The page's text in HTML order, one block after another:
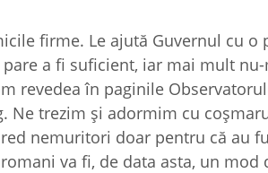
firme. Le ajută Guvernul cu
a fi suficient, iar mai mult
revedea în paginile
Ne trezim şi adormim cu
nemuritori doar pentru că au
va fi, de data asta, un